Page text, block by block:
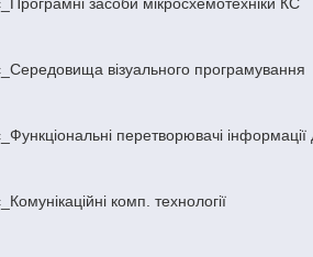
засоби мікросхемотехніки КС
візуального програмування
перетворювачі
комп. технології